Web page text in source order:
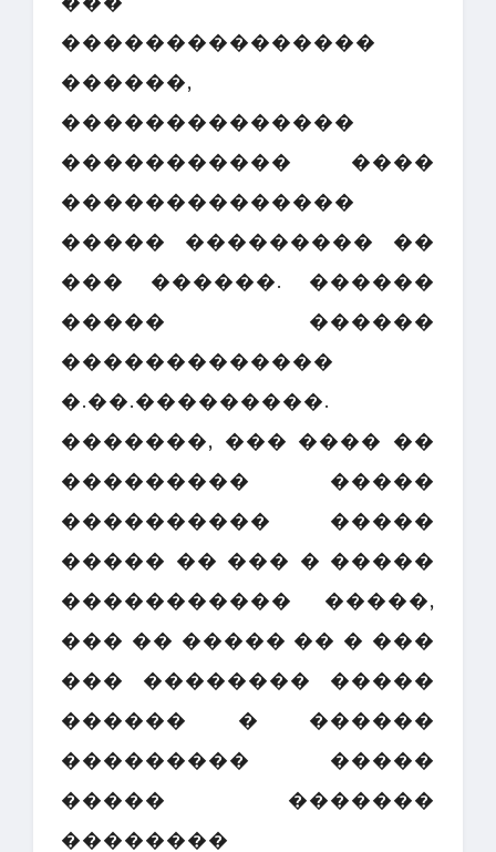
���������������
������,
��������������
����������� ����
��������������
����� ��������� ��
��� ������. ������
����� ������
�������������
�.��.���������.
�������, ��� ���� ��
��������� �����
���������� �����
����� �� ��� � �����
����������� �����,
��� �� ����� �� � ���
��� �������� �����
������ � ������
��������� �����
����� �������
��������